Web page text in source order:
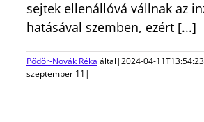
sejtek ellenállóvá vállnak az
hatásával szemben, ezért [...]
Pődör-Novák Réka által|2024-04-
szeptember 11 |